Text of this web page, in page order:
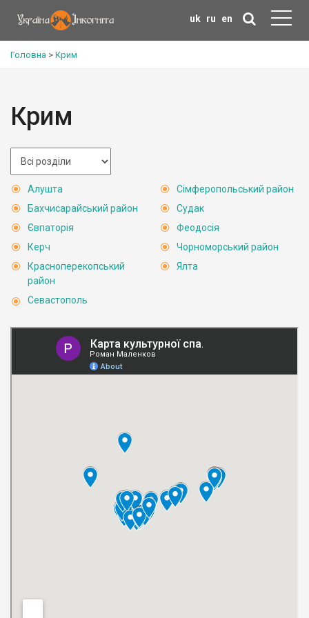
uk ru en
Головна > Крим
Крим
Алушта
Бахчисарайський район
Євпаторія
Керч
Красноперекопський
район
Севастополь
Сімферопольський район
Судак
Феодосія
Чорноморський район
Ялта